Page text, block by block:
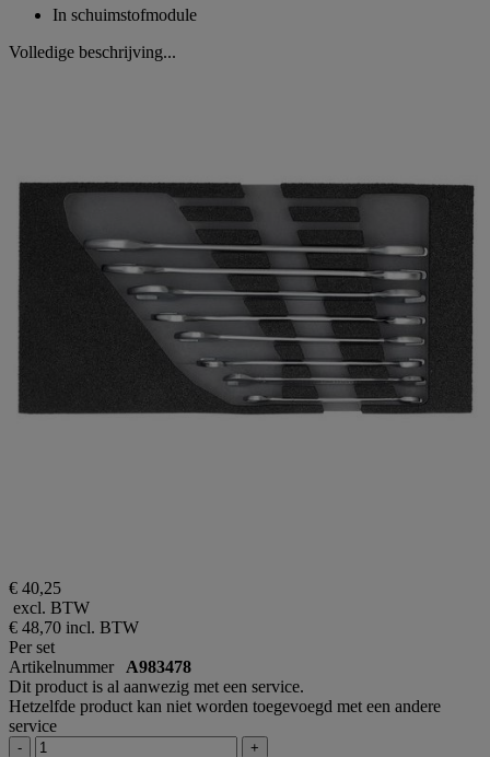
In schuimstofmodule
Volledige beschrijving...
€ 40,25
excl. BTW
€ 48,70 incl. BTW
Per set
Artikelnummer A983478
Dit product is al aanwezig met een service.
Hetzelfde product kan niet worden toegevoegd met een andere
service
- +